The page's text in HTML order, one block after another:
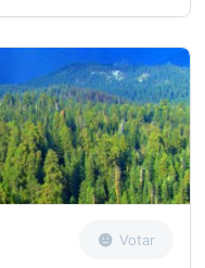
Votar